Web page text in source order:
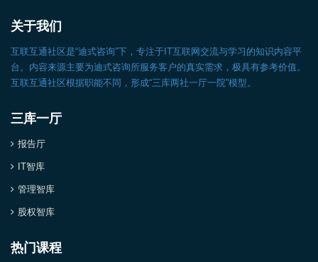
关于我们
互联互通社区是“迪式咨询”下，专注于IT互联网交流与学习的知识内容平
台。内容来源主要为迪式咨询所服务客户的真实需求，极具有参考价值。
互联互通社区根据职能不同，形成“三库两社一厅一院”模型。
三库一厅
报告厅
IT智库
管理智库
股权智库
热门课程